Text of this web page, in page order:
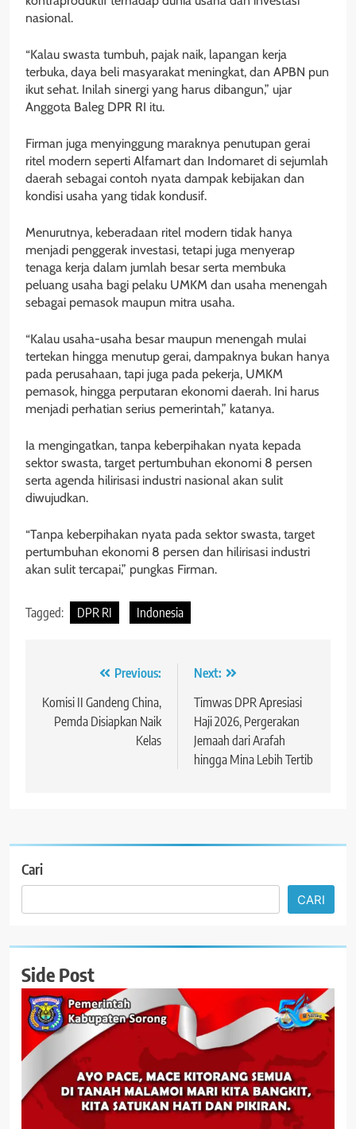
nasional.
“Kalau swasta tumbuh, pajak naik, lapangan kerja
terbuka, daya beli masyarakat meningkat, dan APBN pun
ikut sehat. Inilah sinergi yang harus dibangun,” ujar
Anggota Baleg DPR RI itu.
Firman juga menyinggung maraknya penutupan gerai
ritel modern seperti Alfamart dan Indomaret di sejumlah
daerah sebagai contoh nyata dampak kebijakan dan
kondisi usaha yang tidak kondusif.
Menurutnya, keberadaan ritel modern tidak hanya
menjadi penggerak investasi, tetapi juga menyerap
tenaga kerja dalam jumlah besar serta membuka
peluang usaha bagi pelaku UMKM dan usaha menengah
sebagai pemasok maupun mitra usaha.
“Kalau usaha-usaha besar maupun menengah mulai
tertekan hingga menutup gerai, dampaknya bukan hanya
pada perusahaan, tapi juga pada pekerja, UMKM
pemasok, hingga perputaran ekonomi daerah. Ini harus
menjadi perhatian serius pemerintah,” katanya.
Ia mengingatkan, tanpa keberpihakan nyata kepada
sektor swasta, target pertumbuhan ekonomi 8 persen
serta agenda hilirisasi industri nasional akan sulit
diwujudkan.
“Tanpa keberpihakan nyata pada sektor swasta, target
pertumbuhan ekonomi 8 persen dan hilirisasi industri
akan sulit tercapai,” pungkas Firman.
Tagged: DPR RI Indonesia
Navigasi
pos
Previous:
Komisi II Gandeng China,
Pemda Disiapkan Naik
Kelas
Next:
Timwas DPR Apresiasi
Haji 2026, Pergerakan
Jemaah dari Arafah
hingga Mina Lebih Tertib
Cari
CARI
Side Post